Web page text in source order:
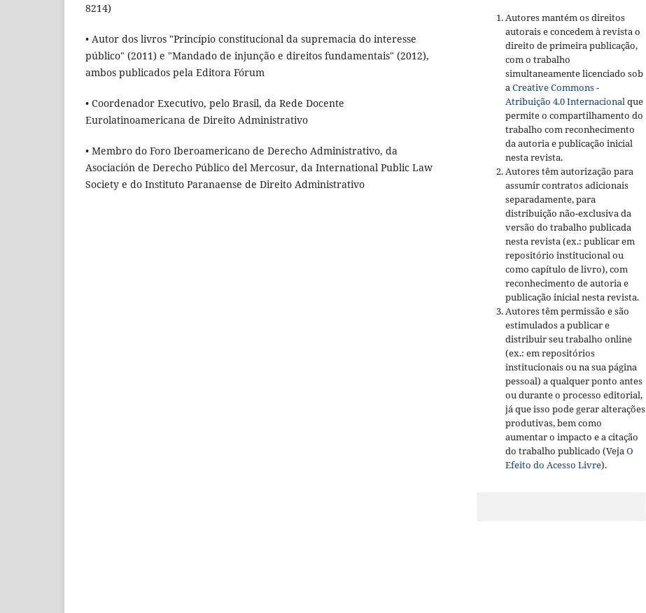
8214)
• Autor dos livros "Princípio constitucional da supremacia do interesse
público" (2011) e "Mandado de injunção e direitos fundamentais" (2012),
ambos publicados pela Editora Fórum
• Coordenador Executivo, pelo Brasil, da Rede Docente
Eurolatinoamericana de Direito Administrativo
• Membro do Foro Iberoamericano de Derecho Administrativo, da
Asociación de Derecho Público del Mercosur, da International Public Law
Society e do Instituto Paranaense de Direito Administrativo
Autores mantém os direitos
autorais e concedem à revista o
direito de primeira publicação,
com o trabalho
simultaneamente licenciado sob
aCreative Commons -
Atribuição 4.0 Internacionalque
permite o compartilhamento do
trabalho com reconhecimento
da autoria e publicação inicial
nesta revista.
Autores têm autorização para
assumir contratos adicionais
separadamente, para
distribuição não-exclusiva da
versão do trabalho publicada
nesta revista (ex.: publicar em
repositório institucional ou
como capítulo de livro), com
reconhecimento de autoria e
publicação inicial nesta revista.
Autores têm permissão e são
estimulados a publicar e
distribuir seu trabalho online
(ex.: em repositórios
institucionais ou na sua página
pessoal) a qualquer ponto antes
ou durante o processo editorial,
já que isso pode gerar alterações
produtivas, bem como
aumentar o impacto e a citação
do trabalho publicado (VejaO
Efeito do Acesso Livre).